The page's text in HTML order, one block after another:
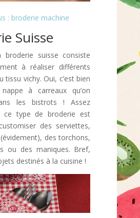
: broderie machine
Suisse
broderie suisse consiste
à réaliser différents
tissu vichy. Oui, c’est bien
à carreaux qu’on
les bistrots ! Assez
ce type de broderie est
des serviettes,
des torchons,
ou des maniques. Bref,
destinés à la cuisine !